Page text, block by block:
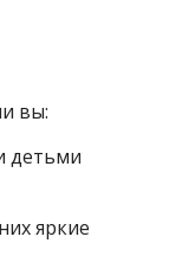
вы:
детьми
яркие